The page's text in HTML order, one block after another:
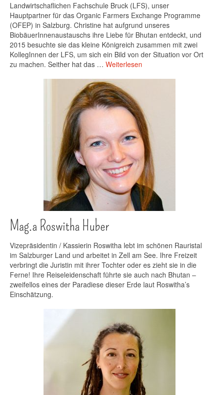
Landwirtschaflichen Fachschule Bruck (LFS), unser
Hauptpartner für das Organic Farmers Exchange Programme
(OFEP) in Salzburg. Christine hat aufgrund unseres
BiobäuerInnenaustauschs ihre Liebe für Bhutan entdeckt, und
2015 besuchte sie das kleine Königreich zusammen mit zwei
KollegInnen der LFS, um sich ein Bild von der Situation vor Ort
zu machen. Seither hat das … Weiterlesen
Mag.a Roswitha Huber
Vizepräsidentin / Kassierin Roswitha lebt im schönen Rauristal
im Salzburger Land und arbeitet in Zell am See. Ihre Freizeit
verbringt die Juristin mit ihrer Tochter oder es zieht sie in die
Ferne! Ihre Reiseleidenschaft führte sie auch nach Bhutan –
zweifellos eines der Paradiese dieser Erde laut Roswitha’s
Einschätzung.